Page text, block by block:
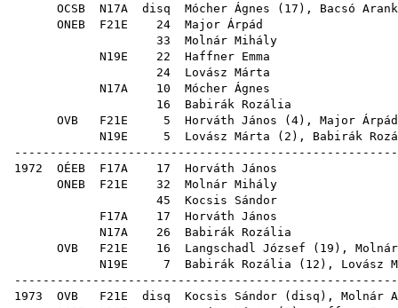
OCSB N17A disq Mócher Ágnes ( 17 ), Bacsó
ONEB F21E 24
Major Árpád
33
Molnár Mihály
N19E 22
Haffner Emma
24
Lovász Márta
N17A 10
Mócher Ágnes
16
Babirák Rozália
OVB F21E 5 Horváth János ( 4), Major Árpád
N19E 5 Lovász Márta ( 2 ), Babirák
1972 OÉEB F17A 17
Horváth János
ONEB F21E 32
Molnár Mihály
45
Kocsis Sándor
F17A 17
Horváth János
N17A 26
Babirák Rozália
OVB F21E 16 Langschadl József ( 19 ),
N19E 7 Babirák Rozália ( 12 ), Lovász
1973 OVB F21E disq Kocsis Sándor ( disq ), Molnár